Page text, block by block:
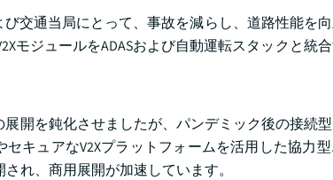
交通当局にとって、事故を減らし、道路性能を
ジュールをADASおよび自動運転スタックと統合
開を鈍化させましたが、パンデミック後の接続
キュアなV2Xプラットフォームを活用した協力
れ、商用展開が加速しています。